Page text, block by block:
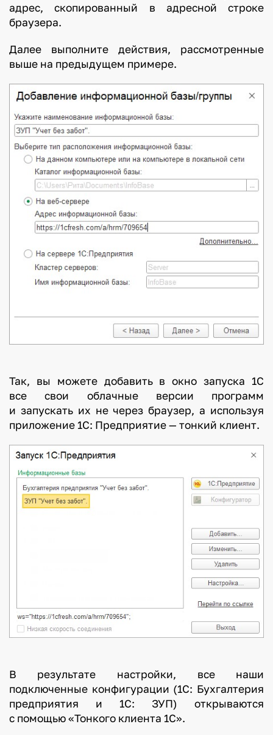
адрес, скопированный в адресной строке
браузера.
Далее выполните действия, рассмотренные
выше на предыдущем примере.
Так, вы можете добавить в окно запуска 1С
все свои облачные версии программ
и запускать их не через браузер, а используя
приложение 1С: Предприятие — тонкий клиент.
В результате настройки, все наши
подключенные конфигурации (1С: Бухгалтерия
предприятия и 1С: ЗУП) открываются
с помощью «Тонкого клиента 1С».